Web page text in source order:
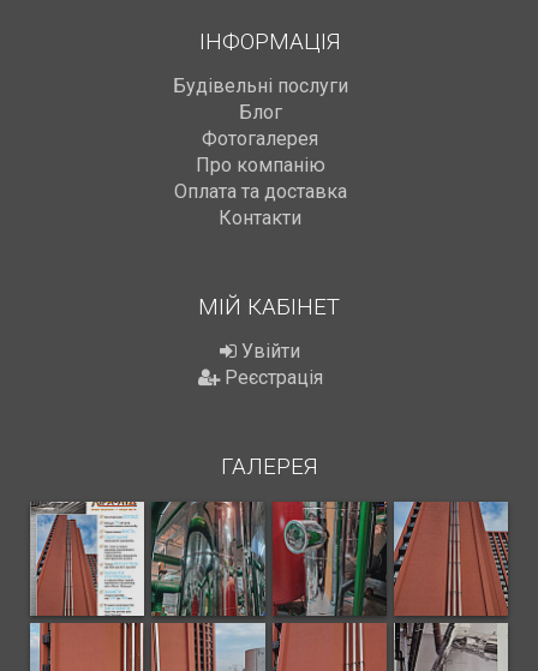
ІНФОРМАЦІЯ
Будівельні послуги
Блог
Фотогалерея
Про компанію
Оплата та доставка
Контакти
МІЙ КАБІНЕТ
Увійти
Реєстрація
ГАЛЕРЕЯ